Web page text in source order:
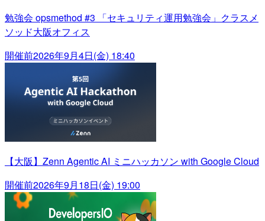
勉強会 opsmethod #3 「セキュリティ運用勉強会」クラスメ
ソッド大阪オフィス
開催前2026年9月4日(金) 18:40
【大阪】Zenn Agentic AI ミニハッカソン with Google Cloud
開催前2026年9月18日(金) 19:00